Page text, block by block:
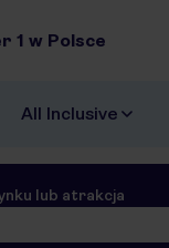
1 w Polsce
All Inclusive
lub atrakcja